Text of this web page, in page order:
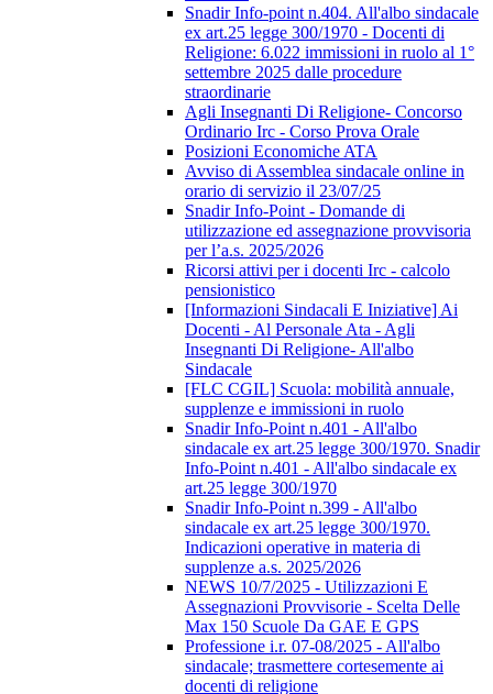
Snadir Info-point n.404. All'albo sindacale
ex art.25 legge 300/1970 - Docenti di
Religione: 6.022 immissioni in ruolo al 1°
settembre 2025 dalle procedure
straordinarie
Agli Insegnanti Di Religione- Concorso
Ordinario Irc - Corso Prova Orale
Posizioni Economiche ATA
Avviso di Assemblea sindacale online in
orario di servizio il 23/07/25
Snadir Info-Point - Domande di
utilizzazione ed assegnazione provvisoria
per l’a.s. 2025/2026
Ricorsi attivi per i docenti Irc - calcolo
pensionistico
[Informazioni Sindacali E Iniziative] Ai
Docenti - Al Personale Ata - Agli
Insegnanti Di Religione- All'albo
Sindacale
[FLC CGIL] Scuola: mobilità annuale,
supplenze e immissioni in ruolo
Snadir Info-Point n.401 - All'albo
sindacale ex art.25 legge 300/1970. Snadir
Info-Point n.401 - All'albo sindacale ex
art.25 legge 300/1970
Snadir Info-Point n.399 - All'albo
sindacale ex art.25 legge 300/1970.
Indicazioni operative in materia di
supplenze a.s. 2025/2026
NEWS 10/7/2025 - Utilizzazioni E
Assegnazioni Provvisorie - Scelta Delle
Max 150 Scuole Da GAE E GPS
Professione i.r. 07-08/2025 - All'albo
sindacale; trasmettere cortesemente ai
docenti di religione